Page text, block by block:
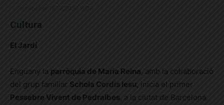
Cultura
El Jardí
Enguany la parròquia de Maria Reina, amb la col·laboració
del grup familiar Schola Cordis Iesu, inicia el primer
Pessebre Vivent de Pedralbes, a la ciutat de Barcelona.